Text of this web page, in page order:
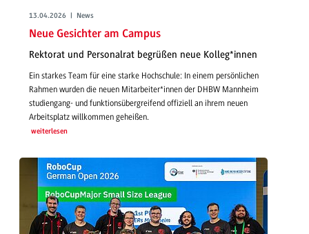
13.04.2026 | News
Neue Gesichter am Campus
Rektorat und Personalrat begrüßen neue Kolleg*innen
Ein starkes Team für eine starke Hochschule: In einem persönlichen
Rahmen wurden die neuen Mitarbeiter*innen der DHBW Mannheim
studiengang- und funktionsübergreifend offiziell an ihrem neuen
Arbeitsplatz willkommen geheißen.
weiterlesen